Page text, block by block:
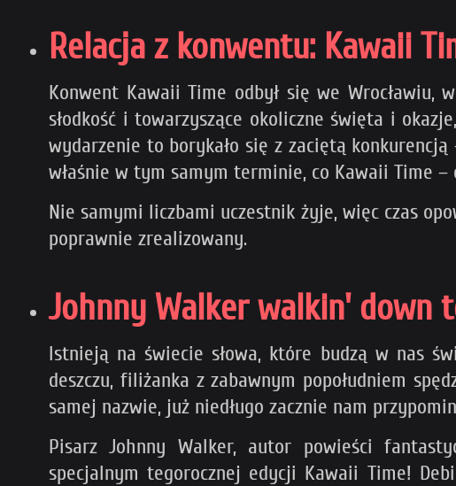
Relacja z konwentu: Kawaii
Konwent Kawaii Time odbył się we Wrocławiu,
słodkość i towarzyszące okoliczne święta i
wydarzenie to borykało się z zaciętą
właśnie w tym samym terminie, co Kawaii Time –
Nie samymi liczbami uczestnik żyje, więc czas
poprawnie zrealizowany.
Johnny Walker walkin' down
Istnieją na świecie słowa, które budzą w nas
deszczu, filiżanka z zabawnym popołudniem
samej nazwie, już niedługo zacznie nam
Pisarz Johnny Walker, autor powieści
specjalnym tegorocznej edycji Kawaii Time!